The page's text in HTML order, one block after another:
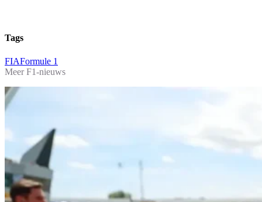
Tags
FIAFormule 1
Meer F1-nieuws